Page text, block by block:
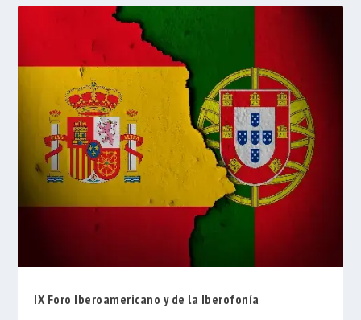
IX Foro Iberoamericano y de la Iberofonía